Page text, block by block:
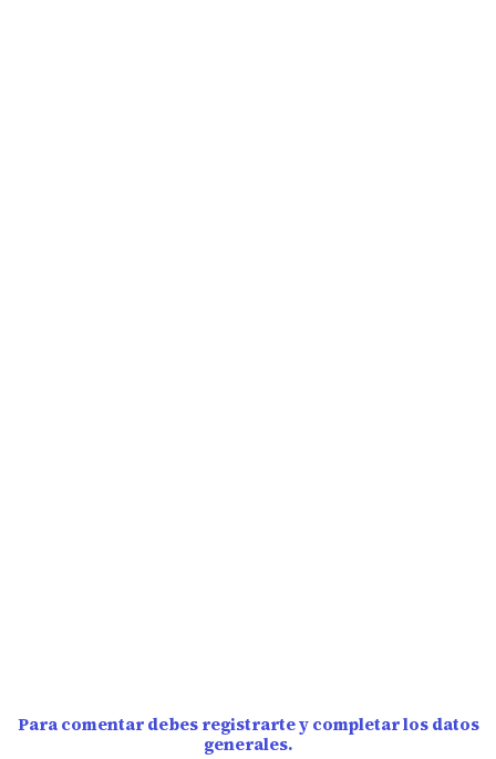
Para comentar debes registrarte y completar los datos
generales.